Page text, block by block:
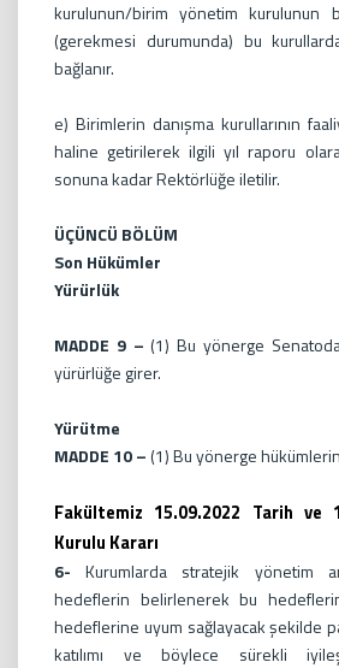
kurulunun/birim yönetim kurulunun
(gerekmesi durumunda) bu
bağlanır.
e) Birimlerin danışma kurullarının
haline getirilerek ilgili yıl raporu
sonuna kadar Rektörlüğe iletilir.
ÜÇÜNCÜ BÖLÜM
Son Hükümler
Yürürlük
MADDE 9 – (1) Bu yönerge
yürürlüğe girer.
Yürütme
MADDE 10 – (1) Bu yönerge
Fakültemiz 15.09.2022 Tarih ve
Kurulu Kararı
6- Kurumlarda stratejik yönetim
hedeflerin belirlenerek bu
hedeflerine uyum sağlayacak şekilde
katılımı ve böylece sürekli